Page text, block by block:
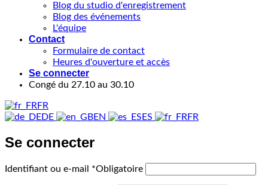
Blog du studio d'enregistrement
Blog des événements
L'équipe
Contact
Formulaire de contact
Heures d'ouverture et accès
Se connecter
Congé du 27.10 au 30.10
FR
DE
EN ES FR
Se connecter
Identifiant ou e-mail *Obligatoire